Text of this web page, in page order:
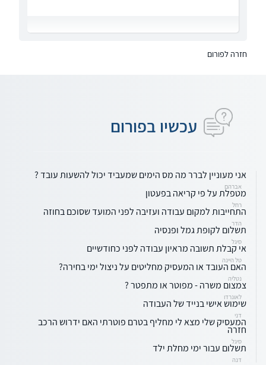
חזרה לפורום
עכשיו בפורום
אני מעוניין לברר מה מס הימים שמעביד יכול להשעות עובד ?
אברהם
מטפלת על פי קריאה בפעטון
רחל
התחייבות למקום עבודה ועזיבה לפני המועד שסוכם בחוזה
הדר
תשלום לקופת גמל ופנסיה
סיגל
אי קבלת תשובה מראיון עבודה לפני כחודשיים
טל היינה
האם העובד או המעסיק מחליטים על ניצול ימי בחירה?
נטליה
צמצום משרה - מפוטר או מתפטר ?
לאונרדו
שימוש אישי בנייד של העבודה
דני
המעסיק שלי מצא לי מחליף בטרם פוטרתי האם ידרוש הרכב
חזרה
סיגל
תשלום עבור ימי מחלת ילד
דנה